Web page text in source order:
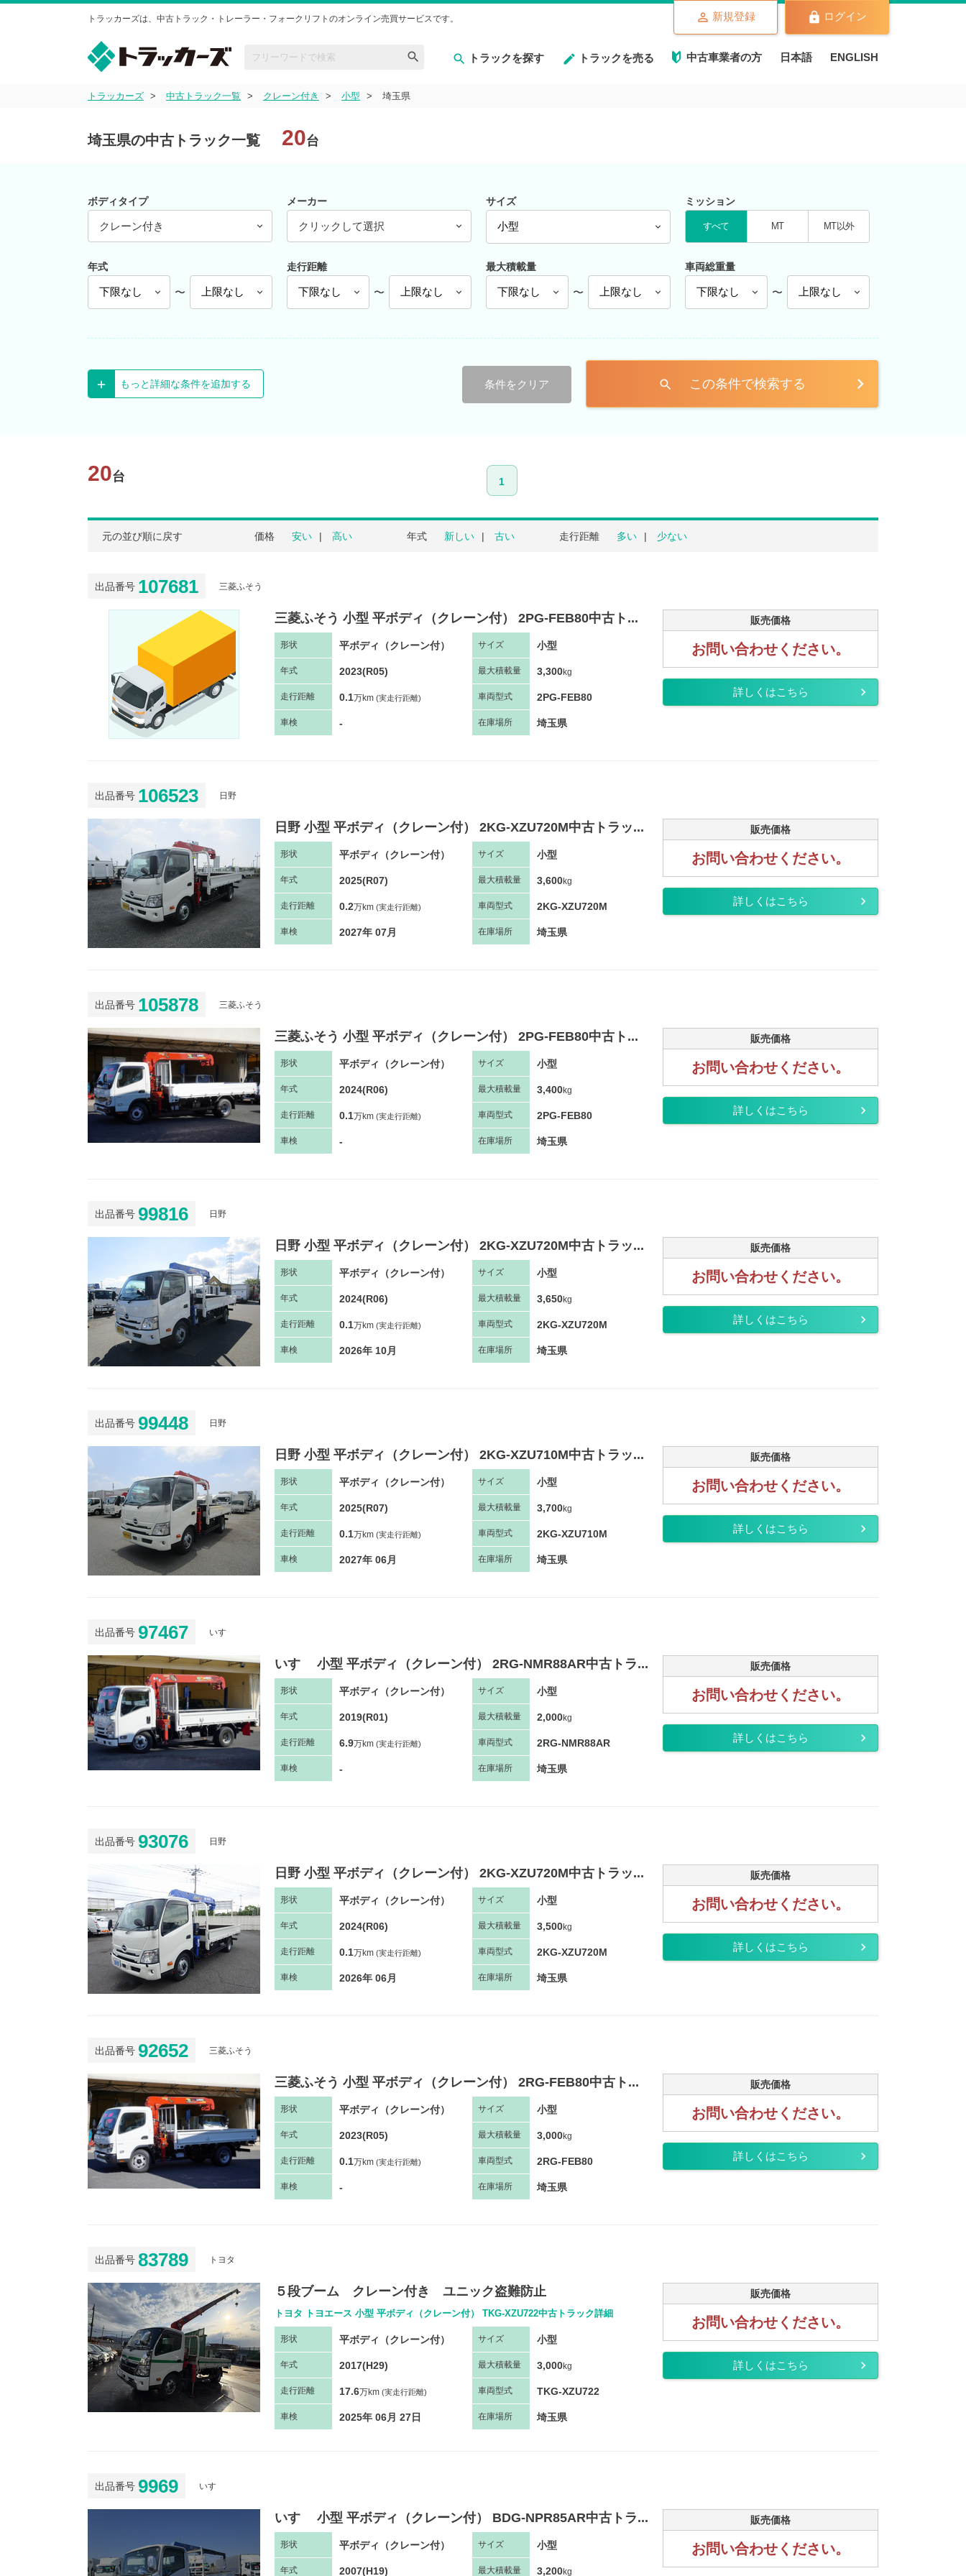
トラッカーズは、中古トラック・トレーラー・フォークリフトのオンライン売買サービスです。
トラックを探す トラックを売る 中古車業者の方 日本語 ENGLISH
新規登録 ログイン
トラッカーズ 中古トラック一覧 クレーン付き 小型 埼玉県
埼玉県の中古トラック一覧 20台
ボディタイプ
クレーン付き
メーカー
クリックして選択
サイズ ミッション
すべて MT MT以外
年式
〜
走行距離
〜
最大積載量
〜
車両総重量
〜
もっと詳細な条件を追加する 条件をクリア search この条件で検索する
20台 1
元の並び順に戻す 価格 安い 高い 年式 新しい 古い 走行距離 多い 少ない
出品番号 107681 三菱ふそう
三菱ふそう 小型 平ボディ（クレーン付） 2PG-FEB80中古ト...
形状 平ボディ（クレーン付） サイズ 小型
年式 2023(R05) 最大積載量 3,300kg
走行距離 0.1万km (実走行距離) 車両型式 2PG-FEB80
車検 - 在庫場所 埼玉県
販売価格
お問い合わせください。
詳しくはこちら
出品番号 106523 日野
日野 小型 平ボディ（クレーン付） 2KG-XZU720M中古トラッ...
形状 平ボディ（クレーン付） サイズ 小型
年式 2025(R07) 最大積載量 3,600kg
走行距離 0.2万km (実走行距離) 車両型式 2KG-XZU720M
車検 2027年 07月 在庫場所 埼玉県
販売価格
お問い合わせください。
詳しくはこちら
出品番号 105878 三菱ふそう
三菱ふそう 小型 平ボディ（クレーン付） 2PG-FEB80中古ト...
形状 平ボディ（クレーン付） サイズ 小型
年式 2024(R06) 最大積載量 3,400kg
走行距離 0.1万km (実走行距離) 車両型式 2PG-FEB80
車検 - 在庫場所 埼玉県
販売価格
お問い合わせください。
詳しくはこちら
出品番号 99816 日野
日野 小型 平ボディ（クレーン付） 2KG-XZU720M中古トラッ...
形状 平ボディ（クレーン付） サイズ 小型
年式 2024(R06) 最大積載量 3,650kg
走行距離 0.1万km (実走行距離) 車両型式 2KG-XZU720M
車検 2026年 10月 在庫場所 埼玉県
販売価格
お問い合わせください。
詳しくはこちら
出品番号 99448 日野
日野 小型 平ボディ（クレーン付） 2KG-XZU710M中古トラッ...
形状 平ボディ（クレーン付） サイズ 小型
年式 2025(R07) 最大積載量 3,700kg
走行距離 0.1万km (実走行距離) 車両型式 2KG-XZU710M
車検 2027年 06月 在庫場所 埼玉県
販売価格
お問い合わせください。
詳しくはこちら
出品番号 97467 いすゞ
いすゞ 小型 平ボディ（クレーン付） 2RG-NMR88AR中古トラ...
形状 平ボディ（クレーン付） サイズ 小型
年式 2019(R01) 最大積載量 2,000kg
走行距離 6.9万km (実走行距離) 車両型式 2RG-NMR88AR
車検 - 在庫場所 埼玉県
販売価格
お問い合わせください。
詳しくはこちら
出品番号 93076 日野
日野 小型 平ボディ（クレーン付） 2KG-XZU720M中古トラッ...
形状 平ボディ（クレーン付） サイズ 小型
年式 2024(R06) 最大積載量 3,500kg
走行距離 0.1万km (実走行距離) 車両型式 2KG-XZU720M
車検 2026年 06月 在庫場所 埼玉県
販売価格
お問い合わせください。
詳しくはこちら
出品番号 92652 三菱ふそう
三菱ふそう 小型 平ボディ（クレーン付） 2RG-FEB80中古ト...
形状 平ボディ（クレーン付） サイズ 小型
年式 2023(R05) 最大積載量 3,000kg
走行距離 0.1万km (実走行距離) 車両型式 2RG-FEB80
車検 - 在庫場所 埼玉県
販売価格
お問い合わせください。
詳しくはこちら
出品番号 83789 トヨタ
５段ブーム クレーン付き ユニック盗難防止
トヨタ トヨエース 小型 平ボディ（クレーン付） TKG-XZU722中古トラック詳細
形状 平ボディ（クレーン付） サイズ 小型
年式 2017(H29) 最大積載量 3,000kg
走行距離 17.6万km (実走行距離) 車両型式 TKG-XZU722
車検 2025年 06月 27日 在庫場所 埼玉県
販売価格
お問い合わせください。
詳しくはこちら
出品番号 9969 いすゞ
いすゞ 小型 平ボディ（クレーン付） BDG-NPR85AR中古トラ...
形状 平ボディ（クレーン付） サイズ 小型
年式 2007(H19) 最大積載量 3,200kg
販売価格
お問い合わせください。